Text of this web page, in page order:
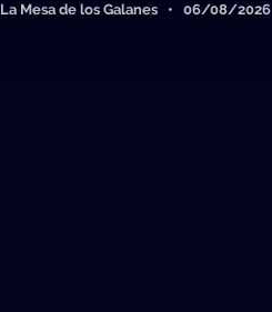
La Mesa de los Galanes • 06/08/2026